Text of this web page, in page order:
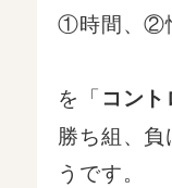
①時間、②
を「コン
勝ち組、
うです。